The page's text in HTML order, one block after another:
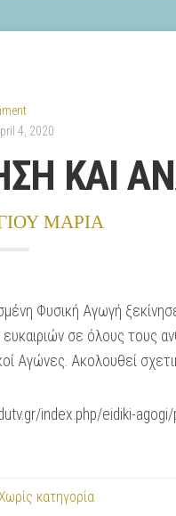
4, 2020
ΚΑΙ
ΜΑΡΙΑ
Φυσική Αγωγή
σε όλους τους
Αγώνες. Ακολουθεί
index.php/eidiki-
κατηγορία